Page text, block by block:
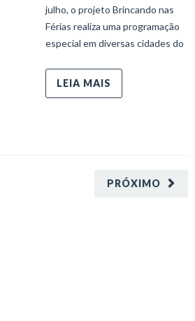
julho, o projeto Brincando nas
Férias realiza uma programação
especial em diversas cidades do
LEIA MAIS
PRÓXIMO